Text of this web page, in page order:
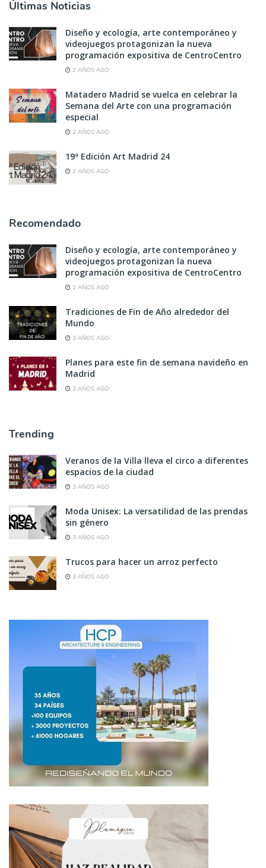
Últimas Noticias
Diseño y ecología, arte contemporáneo y
videojuegos protagonizan la nueva
programación expositiva de CentroCentro
2 AÑOS AGO
Matadero Madrid se vuelca en celebrar la
Semana del Arte con una programación
especial
2 AÑOS AGO
19ª Edición Art Madrid 24
2 AÑOS AGO
Recomendado
Diseño y ecología, arte contemporáneo y
videojuegos protagonizan la nueva
programación expositiva de CentroCentro
2 AÑOS AGO
Tradiciones de Fin de Año alrededor del
Mundo
3 AÑOS AGO
Planes para este fin de semana navideño en
Madrid
3 AÑOS AGO
Trending
Veranos de la Villa lleva el circo a diferentes
espacios de la ciudad
3 AÑOS AGO
Moda Unisex: La versatilidad de las prendas
sin género
3 AÑOS AGO
Trucos para hacer un arroz perfecto
3 AÑOS AGO